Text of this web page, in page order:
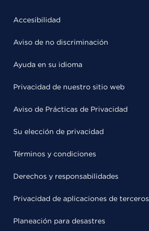
Accesibilidad
Aviso de no discriminación
Ayuda en su idioma
Privacidad de nuestro sitio web
Aviso de Prácticas de Privacidad
Su elección de privacidad
Términos y condiciones
Derechos y responsabilidades
Privacidad de aplicaciones de terceros
Planeación para desastres